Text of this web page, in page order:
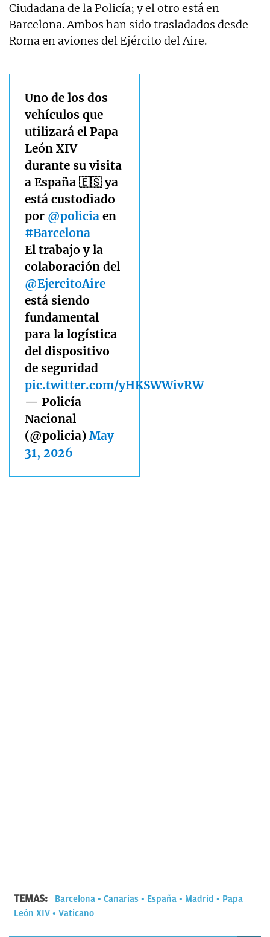
Ciudadana de la Policía; y el otro está en
Barcelona. Ambos han sido trasladados desde
Roma en aviones del Ejército del Aire.
Uno de los dos
vehículos que
utilizará el Papa
León XIV
durante su visita
a España 🇪🇸 ya
está custodiado
por @policia en
#Barcelona
El trabajo y la
colaboración del
@EjercitoAire
está siendo
fundamental
para la logística
del dispositivo
de seguridad
pic.twitter.com/yHKSWWivRW
— Policía
Nacional
(@policia) May
31, 2026
TEMAS: Barcelona Canarias España Madrid
Papa
León XIV
Vaticano